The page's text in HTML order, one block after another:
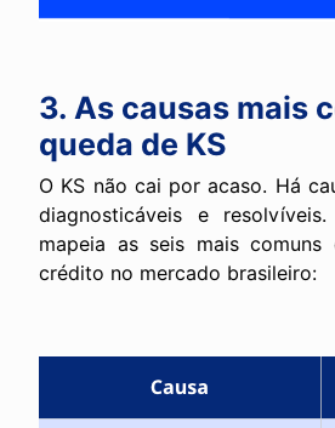
3. As causas mais
queda de KS
O KS não cai por acaso. Há
diagnosticáveis e
mapeia as seis mais comuns
crédito no mercado brasileiro: